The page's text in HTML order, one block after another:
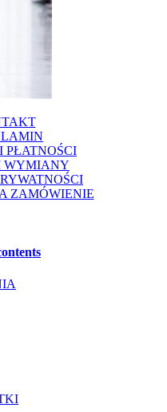
PŁATNOŚCI
WYMIANY
ZAMÓWIENIE